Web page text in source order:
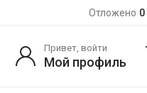
Отложено 0
Привет, войти
Мой профиль